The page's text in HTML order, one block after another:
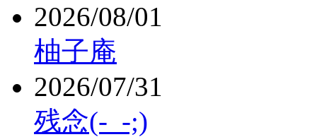
2026/08/01
柚子庵
2026/07/31
残念(-_-;)